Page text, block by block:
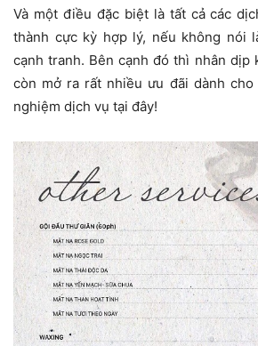
Và một điều đặc biệt là tất cả các
thành cực kỳ hợp lý, nếu không nói
cạnh tranh. Bên cạnh đó thì nhân dịp
còn mở ra rất nhiều ưu đãi dành cho
nghiệm dịch vụ tại đây!